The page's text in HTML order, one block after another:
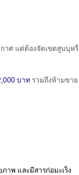
าศ แต่ต้องจัดเขตสูบบุหรี่
บาท รวมถึงห้ามขาย
พ และมีสารก่อมะเร็ง